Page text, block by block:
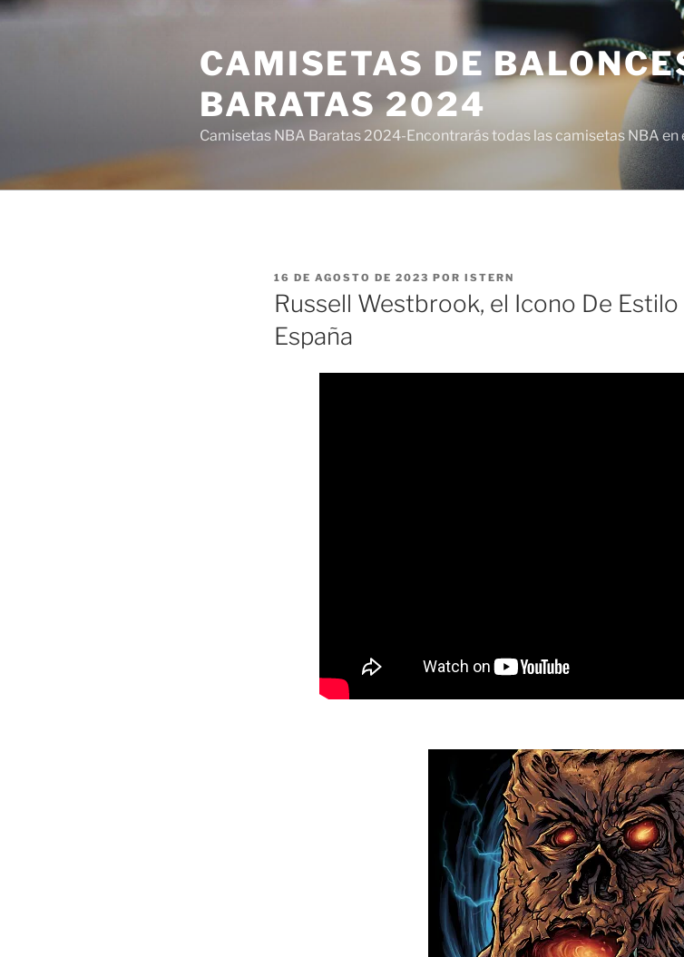
Saltar
CAMISETAS DE
BARATAS 2024
Camisetas NBA Baratas 2024-Encontrarás todas las camisetas NBA en
PUBLICADO
EL
16 DE AGOSTO DE 2023 POR ISTERN
Russell Westbrook, el Icono De
España